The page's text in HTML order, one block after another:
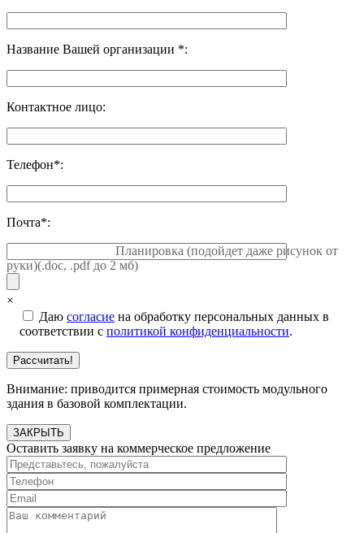
Название Вашей организации *:
Контактное лицо:
Телефон*:
Почта*:
Планировка (подойдет даже рисунок от
руки)(.doc, .pdf до 2 мб)
×
Даю согласие на обработку персональных данных в
соответствии с политикой конфиденциальности.
Внимание: приводится примерная стоимость модульного
здания в базовой комплектации.
ЗАКРЫТЬ
Оставить заявку на коммерческое предложение